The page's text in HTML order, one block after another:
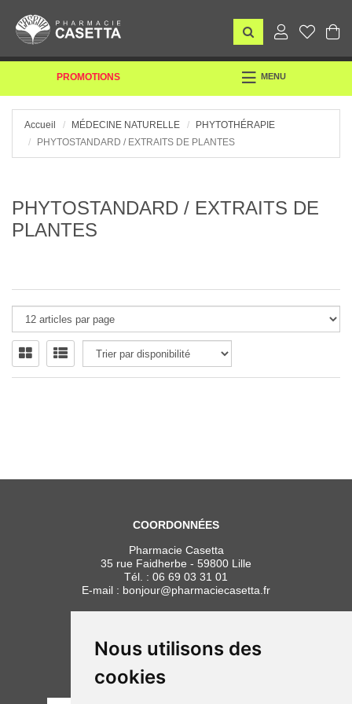
Nous utilisons des
cookies
PROMOTIONS
TOGGLE
MENU
Accueil MÉDECINE NATURELLE
PHYTOTHÉRAPIE
PHYTOSTANDARD / EXTRAITS DE PLANTES
PHYTOSTANDARD / EXTRAITS DE
PLANTES
COORDONNÉES
Pharmacie Casetta
35 rue Faidherbe - 59800 Lille
Tél. : 06 69 03 31 01
E-mail : bonjour@pharmaciecasetta.fr
HORAIRES
Lundi au vendredi : 8h30 à 19h30
Samedi : 9h00 à 19h30
PAIEMENT